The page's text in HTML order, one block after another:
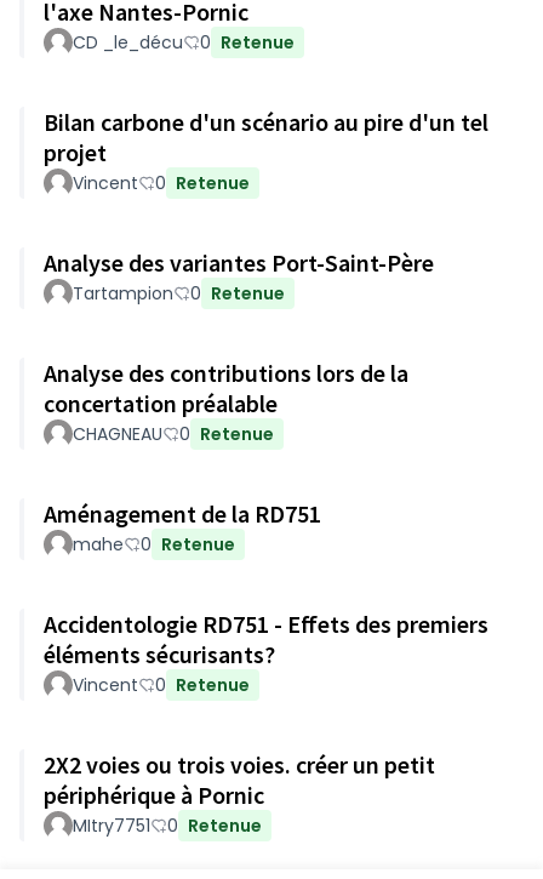
l'axe Nantes-Pornic
CD _le_décu 0 Retenue
Bilan carbone d'un scénario au pire d'un tel
projet
Vincent 0 Retenue
Analyse des variantes Port-Saint-Père
Tartampion 0 Retenue
Analyse des contributions lors de la
concertation préalable
CHAGNEAU 0 Retenue
Aménagement de la RD751
mahe 0 Retenue
Accidentologie RD751 - Effets des premiers
éléments sécurisants?
Vincent 0 Retenue
2X2 voies ou trois voies. créer un petit
périphérique à Pornic
MItry7751 0 Retenue